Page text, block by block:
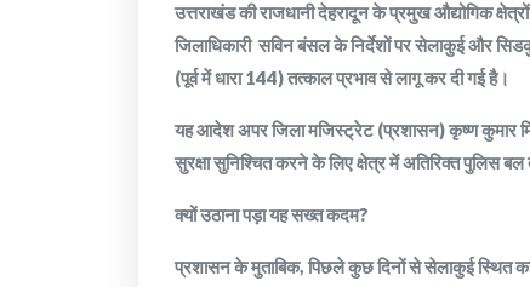
उत्तराखंड की राजधानी देहरादून के प्रमुख औद्योगिक
जिलाधिकारी सविन बंसल के निर्देशों पर सेलाकुई और
(पूर्व में धारा 144) तत्काल प्रभाव से लागू कर दी गई है।
​यह आदेश अपर जिला मजिस्ट्रेट (प्रशासन) कृष्ण कुमार
सुरक्षा सुनिश्चित करने के लिए क्षेत्र में अतिरिक्त पुलिस बल
​क्यों उठाना पड़ा यह सख्त कदम?
​प्रशासन के मुताबिक, पिछले कुछ दिनों से सेलाकुई स्थित कई